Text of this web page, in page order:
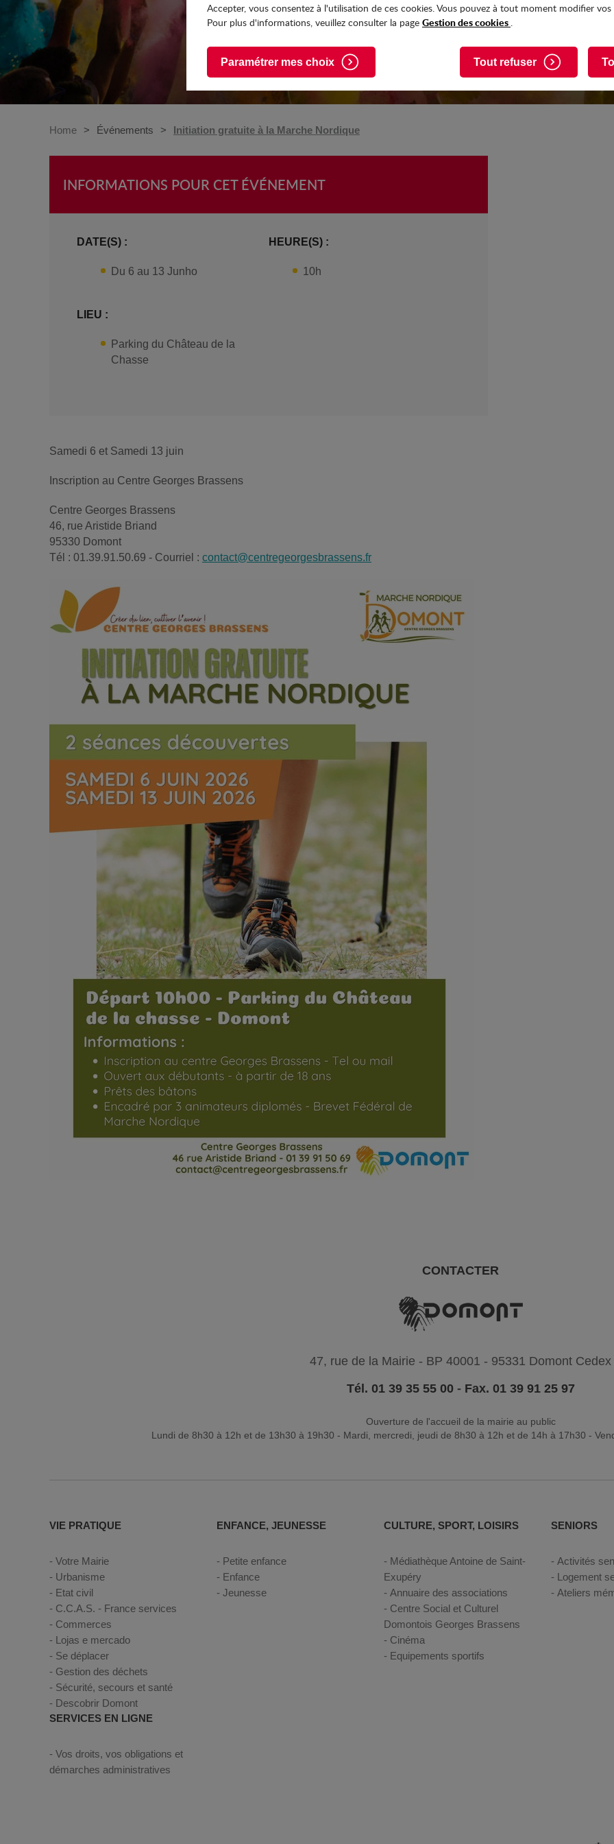
Accepter, vous consentez à l'utilisation de ces cookies. Vous pouvez à tout moment modifier vos
Pour plus d'informations, veuillez consulter la page Gestion des cookies .
Paramétrer mes choix Tout refuser
Home Événements Initiation gratuite à la Marche Nordique
INFORMATIONS POUR CET ÉVÉNEMENT
DATE(S) :
Du 6 au 13 Junho
HEURE(S) :
10h
LIEU :
Parking du Château de la
Chasse
Samedi 6 et Samedi 13 juin
Inscription au Centre Georges Brassens
Centre Georges Brassens
46, rue Aristide Briand
95330 Domont
Tél : 01.39.91.50.69 - Courriel : contact@centregeorgesbrassens.fr
CONTACTER
47, rue de la Mairie - BP 40001 - 95331 Domont Cedex
Tél. 01 39 35 55 00 - Fax. 01 39 91 25 97
Ouverture de l'accueil de la mairie au public
Lundi de 8h30 à 12h et de 13h30 à 19h30 - Mardi, mercredi, jeudi de 8h30 à 12h et de 14h à 17h30 -
VIE PRATIQUE
Votre Mairie
Urbanisme
Etat civil
C.C.A.S. - France services
Commerces
Lojas e mercado
Se déplacer
Gestion des déchets
Sécurité, secours et santé
Descobrir Domont
ENFANCE, JEUNESSE
Petite enfance
Enfance
Jeunesse
CULTURE, SPORT, LOISIRS
Médiathèque Antoine de Saint-
Exupéry
Annuaire des associations
Centre Social et Culturel
Domontois Georges Brassens
Cinéma
Equipements sportifs
SENIORS
Activités
Logement
Ateliers
SERVICES EN LIGNE
Vos droits, vos obligations et
démarches administratives